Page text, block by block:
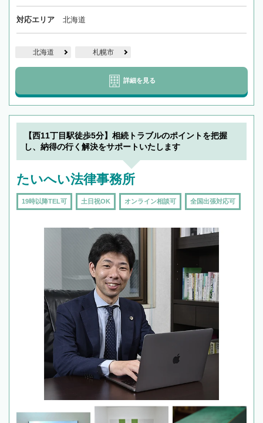
対応エリア 北海道
北海道 札幌市
詳細を見る
【西11丁目駅徒歩5分】相続トラブルのポイントを把握
し、納得の行く解決をサポートいたします
たいへい法律事務所
19時以降TEL可 土日祝OK オンライン相談可 全国出張対応可